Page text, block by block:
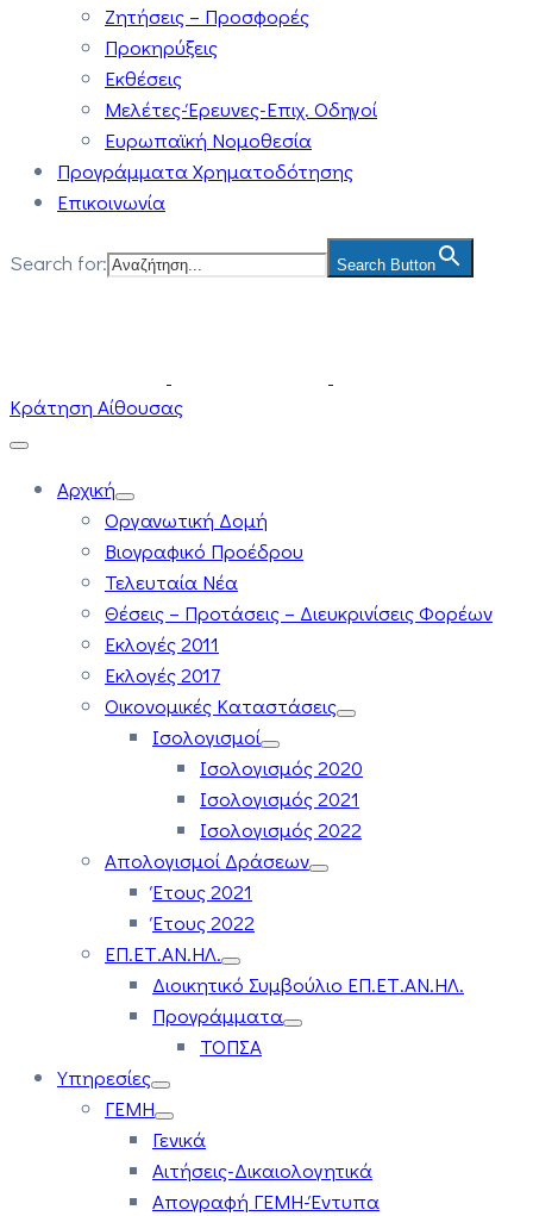
Ζητήσεις – Προσφορές
Προκηρύξεις
Εκθέσεις
Μελέτες-Έρευνες-Επιχ. Οδηγοί
Ευρωπαϊκή Νομοθεσία
Προγράμματα Χρηματοδότησης
Επικοινωνία
Search for: Search Button
Κράτηση Αίθουσας
Αρχική
Οργανωτική Δομή
Βιογραφικό Προέδρου
Τελευταία Νέα
Θέσεις – Προτάσεις – Διευκρινίσεις Φορέων
Εκλογές 2011
Εκλογές 2017
Οικονομικές Καταστάσεις
Ισολογισμοί
Ισολογισμός 2020
Ισολογισμός 2021
Ισολογισμός 2022
Απολογισμοί Δράσεων
Έτους 2021
Έτους 2022
ΕΠ.ΕΤ.ΑΝ.ΗΛ.
Διοικητικό Συμβούλιο ΕΠ.ΕΤ.ΑΝ.ΗΛ.
Προγράμματα
ΤΟΠΣΑ
Υπηρεσίες
ΓΕΜΗ
Γενικά
Αιτήσεις-Δικαιολογητικά
Απογραφή ΓΕΜΗ-Έντυπα